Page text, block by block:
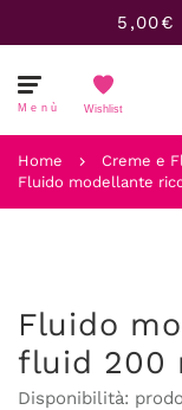
5,00€
Menù Wishlist
Home
Creme e
Fluido modellante
Fluido
fluid 200
Disponibilità: